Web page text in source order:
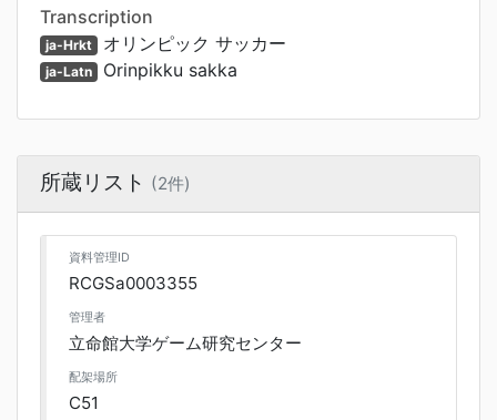
Transcription
ja-Hrkt オリンピック サッカー
ja-Latn Orinpikku sakka
所蔵リスト (2件)
資料管理ID
RCGSa0003355
管理者
立命館大学ゲーム研究センター
配架場所
C51